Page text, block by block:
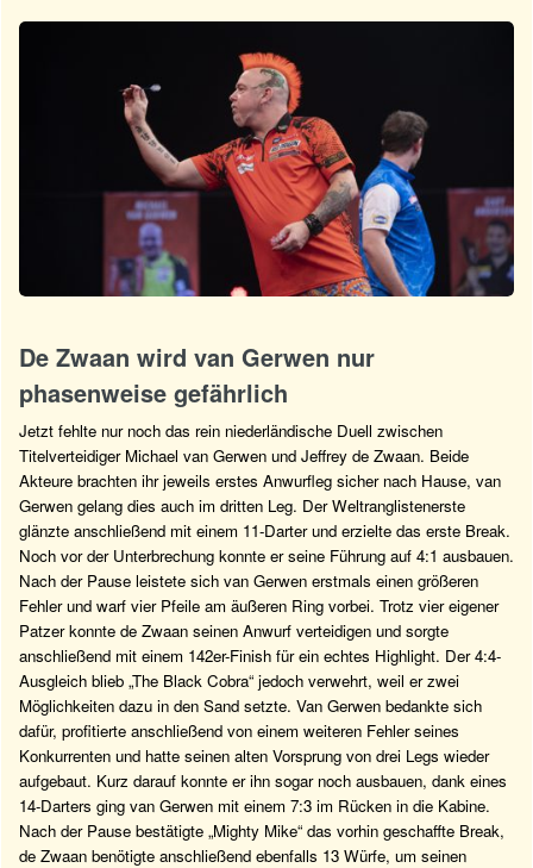
De Zwaan wird van Gerwen nur
phasenweise gefährlich
Jetzt fehlte nur noch das rein niederländische Duell zwischen
Titelverteidiger Michael van Gerwen und Jeffrey de Zwaan. Beide
Akteure brachten ihr jeweils erstes Anwurfleg sicher nach Hause, van
Gerwen gelang dies auch im dritten Leg. Der Weltranglistenerste
glänzte anschließend mit einem 11-Darter und erzielte das erste Break.
Noch vor der Unterbrechung konnte er seine Führung auf 4:1 ausbauen.
Nach der Pause leistete sich van Gerwen erstmals einen größeren
Fehler und warf vier Pfeile am äußeren Ring vorbei. Trotz vier eigener
Patzer konnte de Zwaan seinen Anwurf verteidigen und sorgte
anschließend mit einem 142er-Finish für ein echtes Highlight. Der 4:4-
Ausgleich blieb „The Black Cobra“ jedoch verwehrt, weil er zwei
Möglichkeiten dazu in den Sand setzte. Van Gerwen bedankte sich
dafür, profitierte anschließend von einem weiteren Fehler seines
Konkurrenten und hatte seinen alten Vorsprung von drei Legs wieder
aufgebaut. Kurz darauf konnte er ihn sogar noch ausbauen, dank eines
14-Darters ging van Gerwen mit einem 7:3 im Rücken in die Kabine.
Nach der Pause bestätigte „Mighty Mike“ das vorhin geschaffte Break,
de Zwaan benötigte anschließend ebenfalls 13 Würfe, um seinen